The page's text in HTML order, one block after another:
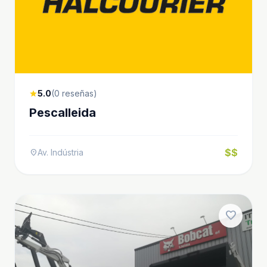
star5.0(0 reseñas)
Pescalleida
location_onAv. Indústria $$
favorite